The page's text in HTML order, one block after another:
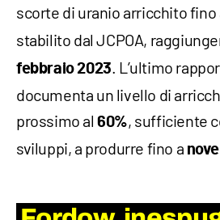
scorte di uranio arricchito fino
stabilito dal JCPOA,
febbraio 2023 . L’ultimo
documenta un livello di
prossimo al60%, sufficiente
sviluppi, a produrre fino a